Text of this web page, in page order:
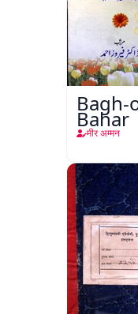
Bagh-
Bahar
मीर अम्मन